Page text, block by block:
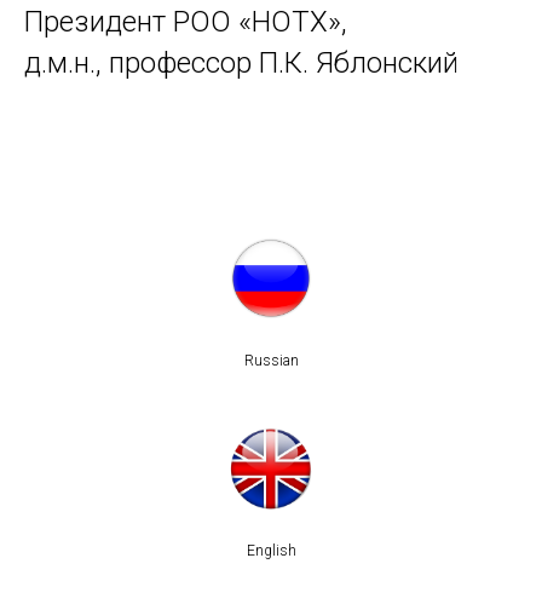
Президент РОО «НОТХ»,
д.м.н., профессор П.К. Яблонский
Russian
English